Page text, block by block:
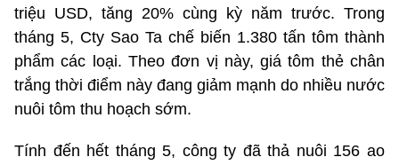
triệu USD, tăng 20% cùng kỳ năm trước. Trong
tháng 5, Cty Sao Ta chế biến 1.380 tấn tôm thành
phẩm các loại. Theo đơn vị này, giá tôm thẻ chân
trắng thời điểm này đang giảm mạnh do nhiều nước
nuôi tôm thu hoạch sớm.
Tính đến hết tháng 5, công ty đã thả nuôi 156 ao